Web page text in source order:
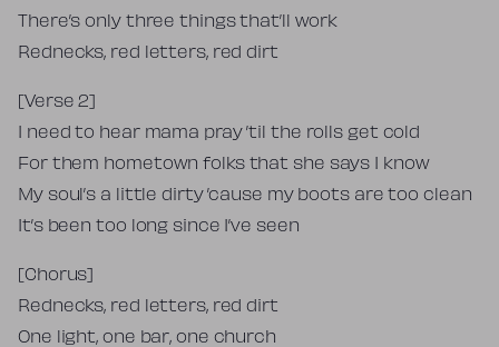
There’s only three things that’ll work
Rednecks, red letters, red dirt
[Verse 2]
I need to hear mama pray ’til the rolls get cold
For them hometown folks that she says I know
My soul’s a little dirty ’cause my boots are too clean
It’s been too long since I’ve seen
[Chorus]
Rednecks, red letters, red dirt
One light, one bar, one church